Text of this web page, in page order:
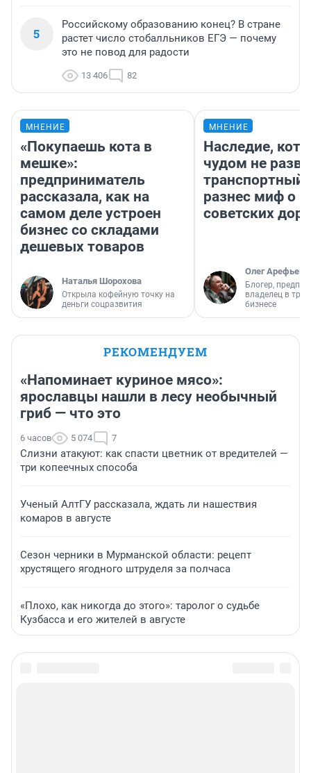
5
Российскому образованию конец? В стране
растет число стобалльников ЕГЭ — почему
это не повод для радости
13 406 82
МНЕНИЕ
«Покупаешь кота в
мешке»:
предприниматель
рассказала, как на
самом деле устроен
бизнес со складами
дешевых товаров
Наталья Шорохова
Открыла кофейную точку на
деньги соцразвития
МНЕНИЕ
Наследие,
чудом не
транспортный
разнес миф о
советских
Олег Арефьев
Блогер,
владелец в
бизнесе
РЕКОМЕНДУЕМ
«Напоминает куриное мясо»:
ярославцы нашли в лесу необычный
гриб — что это
6 часов 5 074 7
Слизни атакуют: как спасти цветник от вредителей —
три копеечных способа
Ученый АлтГУ рассказала, ждать ли нашествия
комаров в августе
Сезон черники в Мурманской области: рецепт
хрустящего ягодного штруделя за полчаса
«Плохо, как никогда до этого»: таролог о судьбе
Кузбасса и его жителей в августе